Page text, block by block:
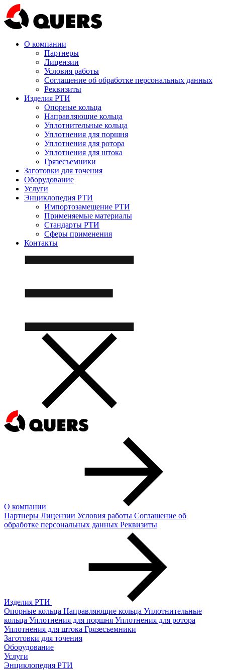
О компании
Партнеры
Лицензии
Условия работы
Соглашение об обработке персональных данных
Реквизиты
Изделия РТИ
Опорные кольца
Направляющие кольца
Уплотнительные кольца
Уплотнения для поршня
Уплотнения для ротора
Уплотнения для штока
Грязесъемники
Заготовки для точения
Оборудование
Услуги
Энциклопедия РТИ
Импортозамещение РТИ
Применяемые материалы
Стандарты РТИ
Сферы применения
Контакты
О компании
Партнеры Лицензии Условия работы Соглашение об
обработке персональных данных Реквизиты
Изделия РТИ
Опорные кольца Направляющие кольца Уплотнительные
кольца Уплотнения для поршня Уплотнения для ротора
Уплотнения для штока Грязесъемники
Заготовки для точения
Оборудование
Услуги
Энциклопедия РТИ